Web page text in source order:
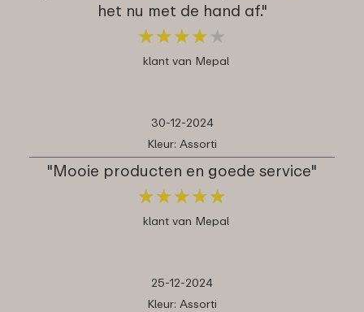
het nu met de hand af."
★★★★ ★
★★★★ ★
klant van Mepal
30-12-2024
Kleur: Assorti
"Mooie producten en goede service"
★★★★★
★★★★★
klant van Mepal
25-12-2024
Kleur: Assorti